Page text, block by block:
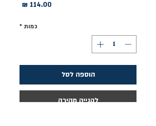
כמות *
הוספה לסל
לקנייה מהירה